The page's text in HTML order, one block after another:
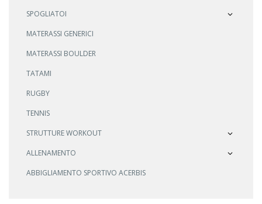
SPOGLIATOI
MATERASSI GENERICI
MATERASSI BOULDER
TATAMI
RUGBY
TENNIS
STRUTTURE WORKOUT
ALLENAMENTO
ABBIGLIAMENTO SPORTIVO ACERBIS